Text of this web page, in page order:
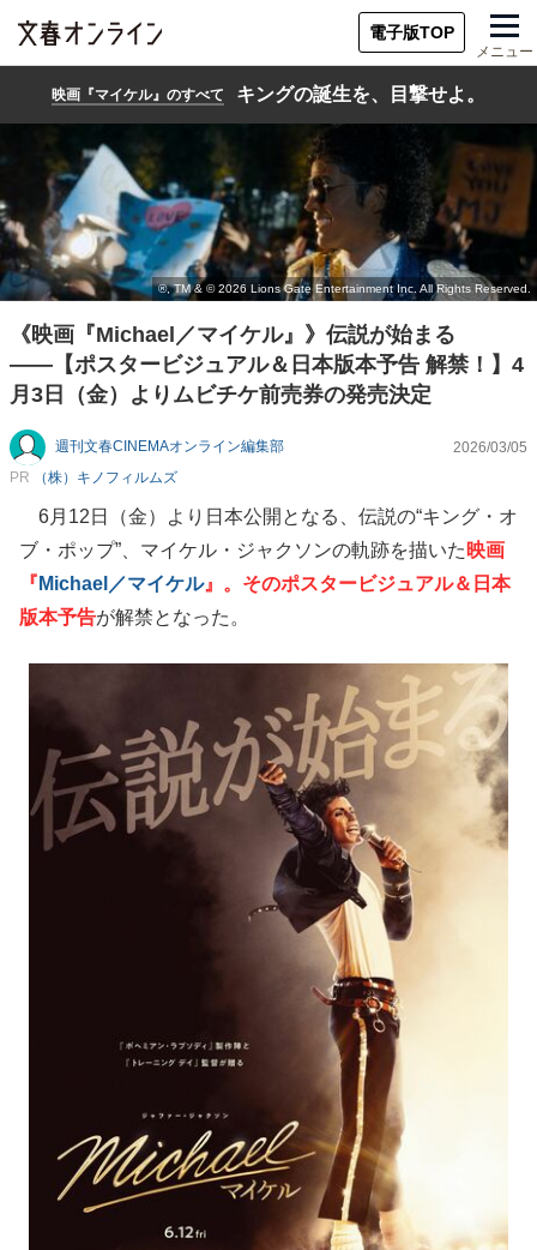
電子版TOP
メニュー
映画『マイケル』のすべて キングの誕生を、目撃せよ。
《映画『Michael／マイケル』》伝説が始まる
――【ポスタービジュアル＆日本版本予告 解禁！】4
月3日（金）よりムビチケ前売券の発売決定
週刊文春CINEMAオンライン編集部
2026/03/05
PR
（株）キノフィルムズ
6月12日（金）より日本公開となる、伝説の“キング・オ
ブ・ポップ”、マイケル・ジャクソンの軌跡を描いた 映画
『 Michael／マイケル』。そのポスタービジュアル＆日本
版本予告が解禁となった。